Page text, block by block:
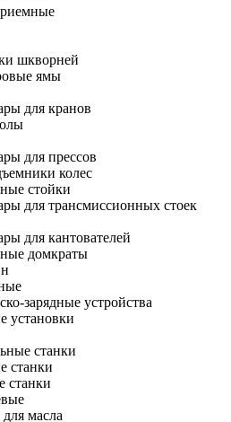
шкворней
ямы
для кранов
для прессов
колес
стойки
для трансмиссионных стоек
для кантователей
домкраты
зарядные устройства
установки
станки
станки
станки
масла